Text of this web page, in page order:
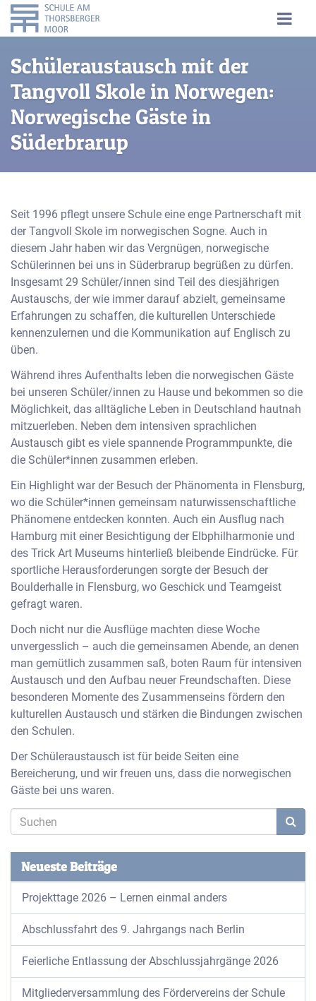
Schüleraustausch mit der
Tangvoll Skole in Norwegen:
Norwegische Gäste in
Süderbrarup
Seit 1996 pflegt unsere Schule eine enge Partnerschaft mit
der Tangvoll Skole im norwegischen Sogne. Auch in
diesem Jahr haben wir das Vergnügen, norwegische
Schülerinnen bei uns in Süderbrarup begrüßen zu dürfen.
Insgesamt 29 Schüler/innen sind Teil des diesjährigen
Austauschs, der wie immer darauf abzielt, gemeinsame
Erfahrungen zu schaffen, die kulturellen Unterschiede
kennenzulernen und die Kommunikation auf Englisch zu
üben.
Während ihres Aufenthalts leben die norwegischen Gäste
bei unseren Schüler/innen zu Hause und bekommen so die
Möglichkeit, das alltägliche Leben in Deutschland hautnah
mitzuerleben. Neben dem intensiven sprachlichen
Austausch gibt es viele spannende Programmpunkte, die
die Schüler*innen zusammen erleben.
Ein Highlight war der Besuch der Phänomenta in Flensburg,
wo die Schüler*innen gemeinsam naturwissenschaftliche
Phänomene entdecken konnten. Auch ein Ausflug nach
Hamburg mit einer Besichtigung der Elbphilharmonie und
des Trick Art Museums hinterließ bleibende Eindrücke. Für
sportliche Herausforderungen sorgte der Besuch der
Boulderhalle in Flensburg, wo Geschick und Teamgeist
gefragt waren.
Doch nicht nur die Ausflüge machten diese Woche
unvergesslich – auch die gemeinsamen Abende, an denen
man gemütlich zusammen saß, boten Raum für intensiven
Austausch und den Aufbau neuer Freundschaften. Diese
besonderen Momente des Zusammenseins fördern den
kulturellen Austausch und stärken die Bindungen zwischen
den Schulen.
Der Schüleraustausch ist für beide Seiten eine
Bereicherung, und wir freuen uns, dass die norwegischen
Gäste bei uns waren.
Neueste Beiträge
Projekttage 2026 – Lernen einmal anders
Abschlussfahrt des 9. Jahrgangs nach Berlin
Feierliche Entlassung der Abschlussjahrgänge 2026
Mitgliederversammlung des Fördervereins der Schule